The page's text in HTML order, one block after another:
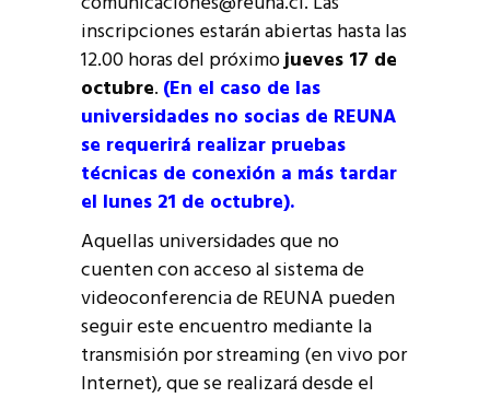
inscripciones estarán abiertas hasta las
12.00 horas del próximojueves 17 de
octubre. (En el caso de las
universidades no socias de REUNA
se requerirá realizar pruebas
técnicas de conexión a más tardar
el lunes 21 de octubre).
Aquellas universidades que no
cuenten con acceso al sistema de
videoconferencia de REUNA pueden
seguir este encuentro mediante la
transmisión por streaming (en vivo por
Internet), que se realizará desde el